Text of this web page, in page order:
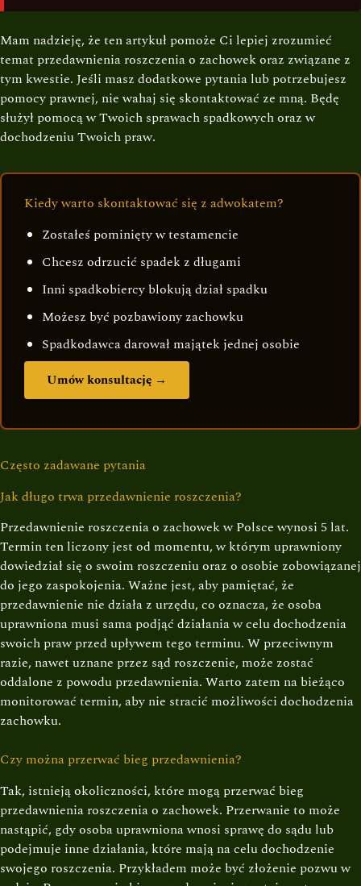
Mam nadzieję, że ten artykuł pomoże Ci lepiej zrozumieć
temat przedawnienia roszczenia o zachowek oraz związane z
tym kwestie. Jeśli masz dodatkowe pytania lub potrzebujesz
pomocy prawnej, nie wahaj się skontaktować ze mną. Będę
służył pomocą w Twoich sprawach spadkowych oraz w
dochodzeniu Twoich praw.
Kiedy warto skontaktować się z adwokatem?
Zostałeś pominięty w testamencie
Chcesz odrzucić spadek z długami
Inni spadkobiercy blokują dział spadku
Możesz być pozbawiony zachowku
Spadkodawca darował majątek jednej osobie
Umów konsultację →
Często zadawane pytania
Jak długo trwa przedawnienie roszczenia?
Przedawnienie roszczenia o zachowek w Polsce wynosi 5 lat.
Termin ten liczony jest od momentu, w którym uprawniony
dowiedział się o swoim roszczeniu oraz o osobie zobowiązanej
do jego zaspokojenia. Ważne jest, aby pamiętać, że
przedawnienie nie działa z urzędu, co oznacza, że osoba
uprawniona musi sama podjąć działania w celu dochodzenia
swoich praw przed upływem tego terminu. W przeciwnym
razie, nawet uznane przez sąd roszczenie, może zostać
oddalone z powodu przedawnienia. Warto zatem na bieżąco
monitorować termin, aby nie stracić możliwości dochodzenia
zachowku.
Czy można przerwać bieg przedawnienia?
Tak, istnieją okoliczności, które mogą przerwać bieg
przedawnienia roszczenia o zachowek. Przerwanie to może
nastąpić, gdy osoba uprawniona wnosi sprawę do sądu lub
podejmuje inne działania, które mają na celu dochodzenie
swojego roszczenia. Przykładem może być złożenie pozwu w